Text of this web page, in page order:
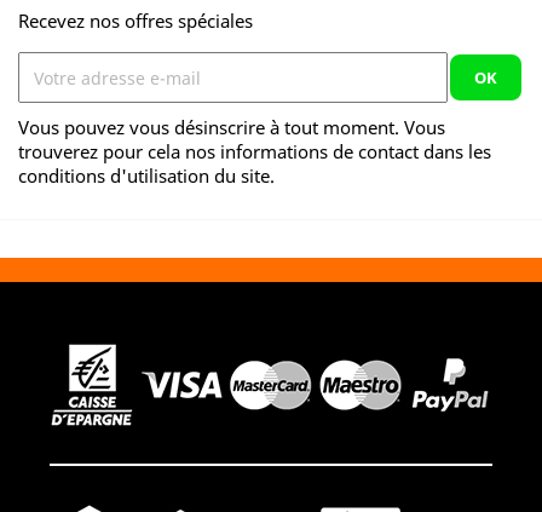
Recevez nos offres spéciales
Vous pouvez vous désinscrire à tout moment. Vous
trouverez pour cela nos informations de contact dans les
conditions d'utilisation du site.